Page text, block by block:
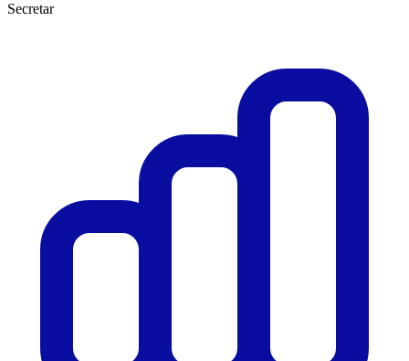
Secretar